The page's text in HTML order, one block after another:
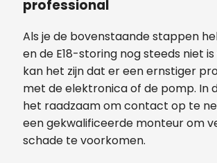
professional
Als je de bovenstaande stappen
en de E18-storing nog steeds niet
kan het zijn dat er een ernstiger
met de elektronica of de pomp. In
het raadzaam om contact op te
een gekwalificeerde monteur om
schade te voorkomen.